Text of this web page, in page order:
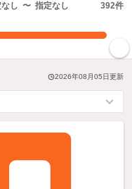
し 〜 指定なし 392件
2026年08月05日更新